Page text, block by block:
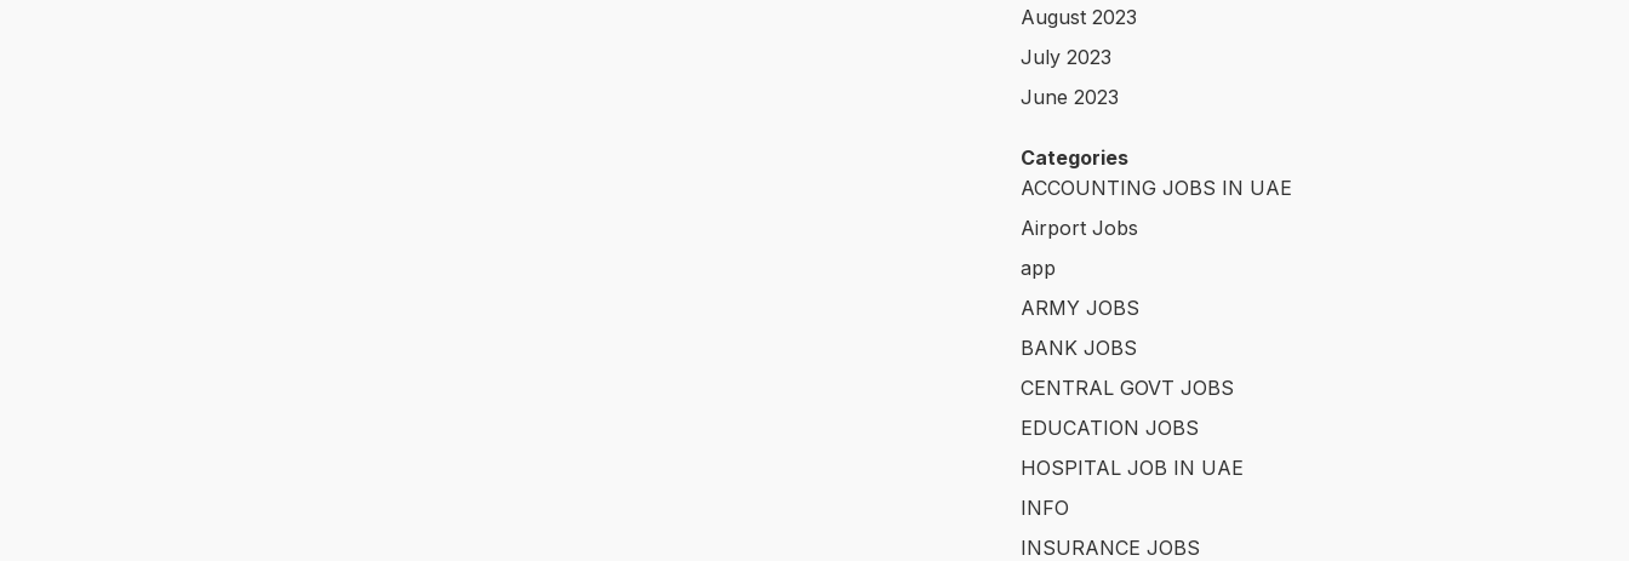
August 2023
July 2023
June 2023
Categories
ACCOUNTING JOBS IN UAE
Airport Jobs
app
ARMY JOBS
BANK JOBS
CENTRAL GOVT JOBS
EDUCATION JOBS
HOSPITAL JOB IN UAE
INFO
INSURANCE JOBS